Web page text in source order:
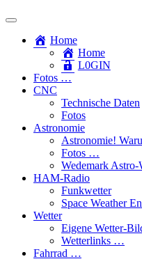
Toggle
search
field
Home
Home
L​0​​GIN
Fotos …
CNC
Technische Daten
Fotos
Astronomie
Astronomie!
Fotos …
Wedemark Astro-
HAM-Radio
Funkwetter
Space Weather
Wetter
Eigene Wetter-
Wetterlinks …
Fahrrad …